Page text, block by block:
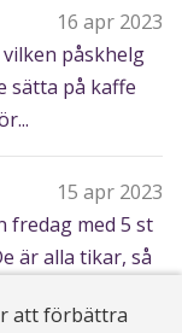
16 apr 2023
påskhelg
sätta på kaffe
15 apr 2023
fredag med 5 st
är alla tikar, så
att förbättra